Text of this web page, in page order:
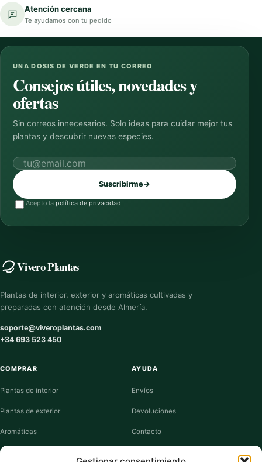
Atención cercana
Te ayudamos con tu pedido
UNA DOSIS DE VERDE EN TU CORREO
Consejos útiles, novedades y
ofertas
Sin correos innecesarios. Solo ideas para cuidar mejor tus
plantas y descubrir nuevas especies.
Correo electrónico
Suscribirme→
Acepto la política de privacidad.
Vivero Plantas
Plantas de interior, exterior y aromáticas cultivadas y
preparadas con atención desde Almería.
soporte@viveroplantas.com
+34 693 523 450
COMPRAR
Plantas de interior
Plantas de exterior
Aromáticas
Suculentas
AYUDA
Envíos
Devoluciones
Contacto